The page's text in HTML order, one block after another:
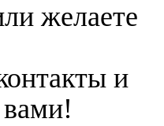
желаете
и